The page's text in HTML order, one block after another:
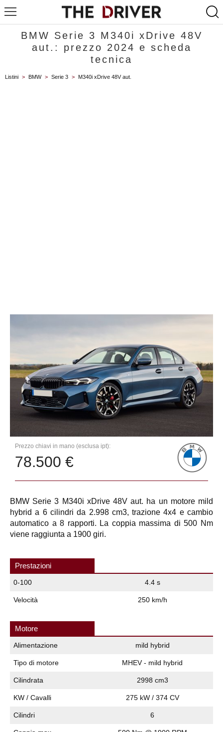
BMW Serie 3 M340i xDrive 48V
aut.: prezzo 2024 e scheda
tecnica
Listini > BMW > Serie 3 > M340i xDrive 48V aut.
Prezzo chiavi in mano (esclusa ipt):
78.500 €
BMW Serie 3 M340i xDrive 48V aut. ha un motore mild
hybrid a 6 cilindri da 2.998 cm3, trazione 4x4 e cambio
automatico a 8 rapporti. La coppia massima di 500 Nm
viene raggiunta a 1900 giri.
Prestazioni
0-100 4.4 s
Velocità 250 km/h
Motore
Alimentazione mild hybrid
Tipo di motore MHEV - mild hybrid
Cilindrata 2998 cm3
KW / Cavalli 275 kW / 374 CV
Cilindri 6